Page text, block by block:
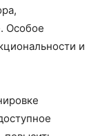
Особое
и